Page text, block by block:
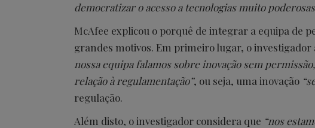
democratizar o acesso a tecnologias muito
McAfee explicou o porquê de integrar a equipa de
grandes motivos. Em primeiro lugar, o
nossa equipa falamos sobre inovação sem
relação à regulamentação”, ou seja, uma inovação
regulação.
Além disto, o investigador considera que “nos